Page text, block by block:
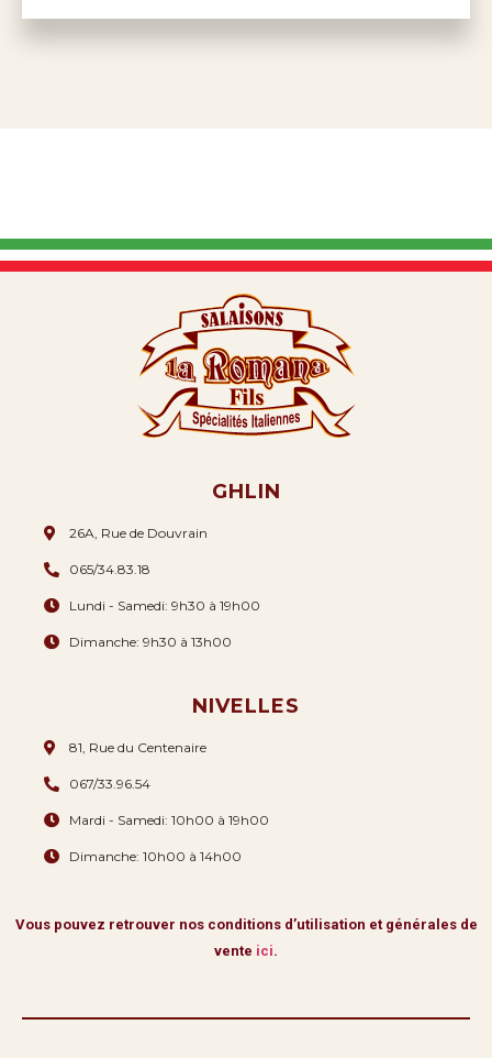
GHLIN
26A, Rue de Douvrain
065/34.83.18
Lundi - Samedi: 9h30 à 19h00
Dimanche: 9h30 à 13h00
NIVELLES
81, Rue du Centenaire
067/33.96.54
Mardi - Samedi: 10h00 à 19h00
Dimanche: 10h00 à 14h00
Vous pouvez retrouver nos conditions d’utilisation et générales de
vente ici.